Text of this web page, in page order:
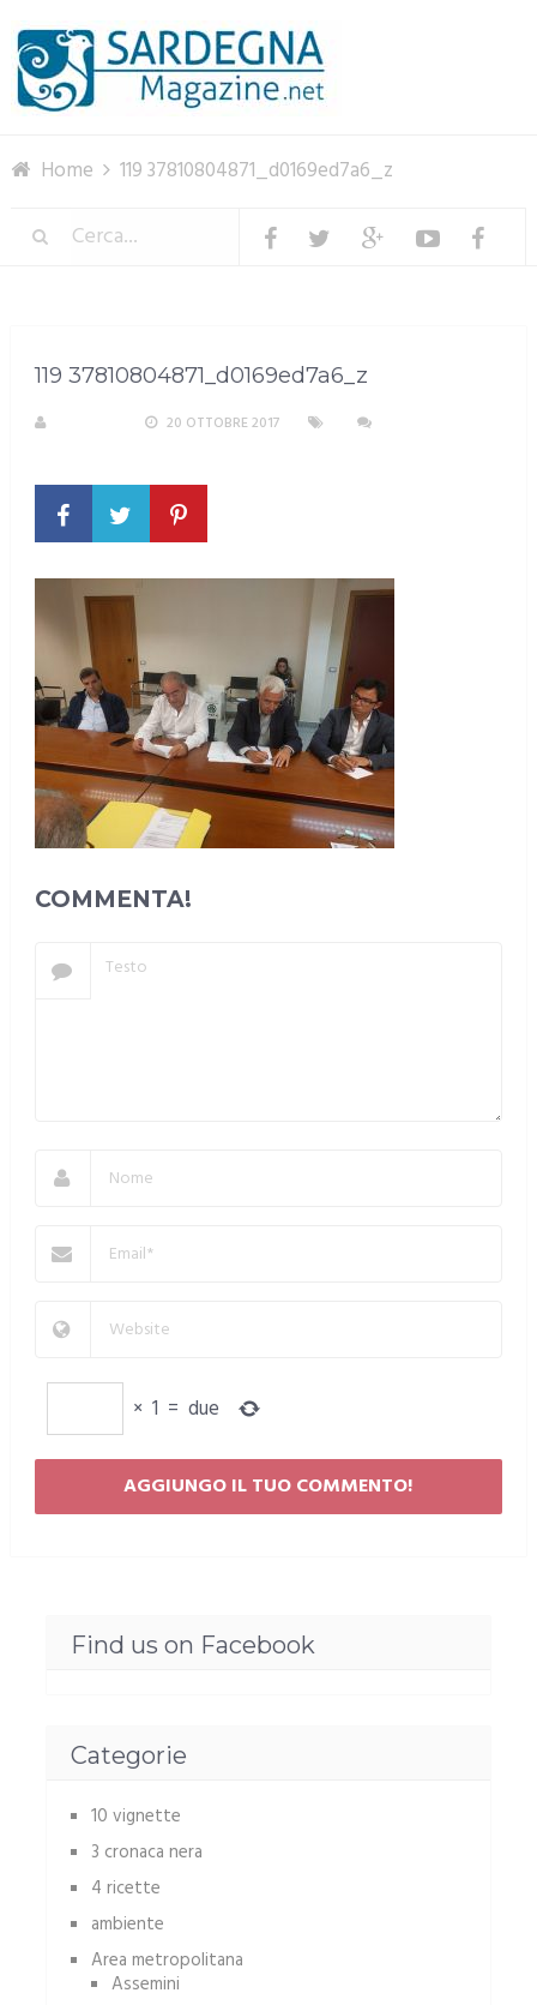
Home 119 37810804871_d0169ed7a6_z
119 37810804871_d0169ed7a6_z
20 OTTOBRE 2017
COMMENTA!
× 1 = due
Find us on Facebook
Categorie
10 vignette
3 cronaca nera
4 ricette
ambiente
Area metropolitana
Assemini